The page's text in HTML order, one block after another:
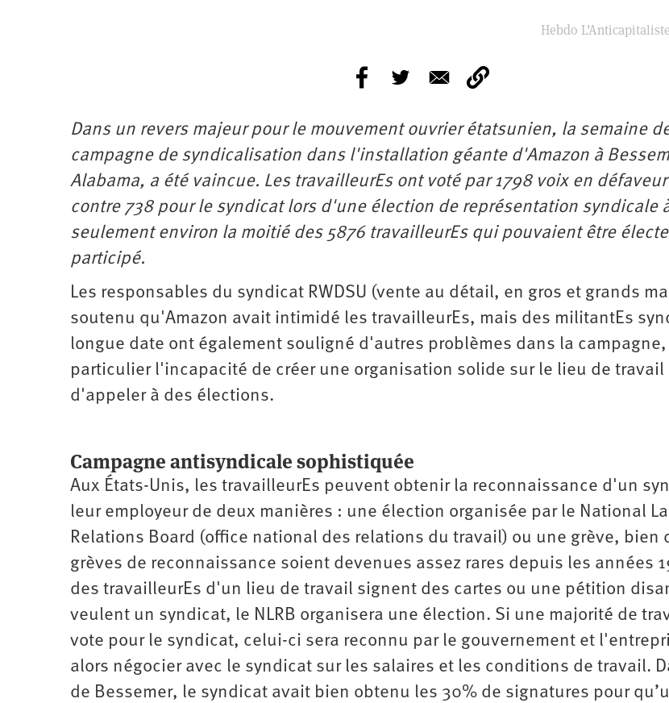
Hebdo
Dans un revers majeur pour le mouvement ouvrier étatsunien, la semaine
campagne de syndicalisation dans l'installation géante d'Amazon à
Alabama, a été vaincue. Les travailleurEs ont voté par 1798 voix en
contre 738 pour le syndicat lors d'une élection de représentation syndicale
seulement environ la moitié des 5876 ​​travailleurEs qui pouvaient être
participé.
Les responsables du syndicat RWDSU (vente au détail, en gros et grands
soutenu qu'Amazon avait intimidé les travailleurEs, mais des militantEs
longue date ont également souligné d'autres problèmes dans la campagne,
particulier l'incapacité de créer une organisation solide sur le lieu de travail
d'appeler à des élections.
Campagne antisyndicale sophistiquée
Aux États-Unis, les travailleurEs peuvent obtenir la reconnaissance d'un
leur employeur de deux manières : une élection organisée par le National
Relations Board (office national des relations du travail) ou une grève, bien
grèves de reconnaissance soient devenues assez rares depuis les années
des travailleurEs d'un lieu de travail signent des cartes ou une pétition
veulent un syndicat, le NLRB organisera une élection. Si une majorité de
vote pour le syndicat, celui-ci sera reconnu par le gouvernement et
alors négocier avec le syndicat sur les salaires et les conditions de travail.
de Bessemer, le syndicat avait bien obtenu les 30% de signatures pour